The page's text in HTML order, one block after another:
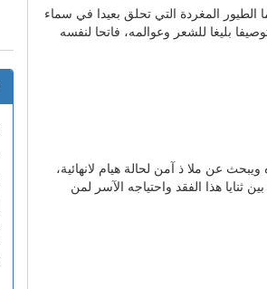
الطيور المغردة التي تحلق بعيدا في سماء
بليغا للشعر وعوالمه، فاتحا لنفسه
عن ملا ذ آمن لحالة هيام لانهائية،
هذا الفقد واحتياجه الآسر لمن